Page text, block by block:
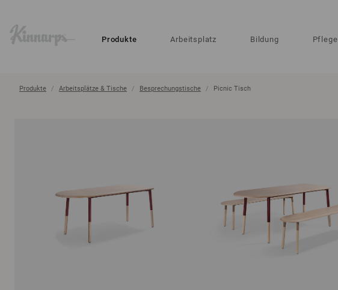
Produkte Arbeitsplatz Bildung Pflege
Produkte Arbeitsplätze & Tische Besprechungstische Picnic Tisch